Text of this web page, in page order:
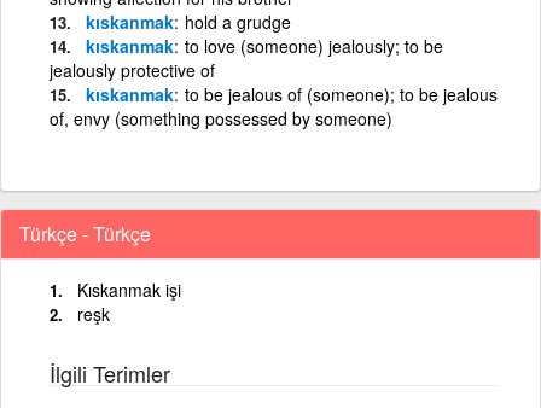
kıskanmak hold a grudge
kıskanmak to love (someone) jealously; to be
jealously protective of
kıskanmak to be jealous of (someone); to be jealous
of, envy (something possessed by someone)
Türkçe - Türkçe
Kıskanmak işi
reşk
İlgili Terimler